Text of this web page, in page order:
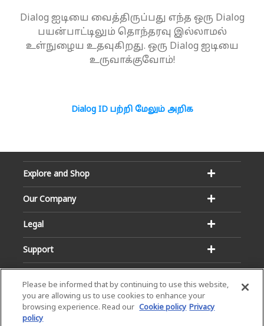
Dialog ஐடியை வைத்திருப்பது எந்த ஒரு Dialog
பயன்பாட்டிலும் தொந்தரவு இல்லாமல்
உள்நுழைய உதவுகிறது. ஒரு Dialog ஐடியை
உருவாக்குவோம்!
Dialog ID பற்றி மேலும் அறிக
Explore and Shop
Our Company
Legal
Support
Please be informed that by continuing to use this website,
you are allowing us to use cookies to enhance your
browsing experience. Read our Cookie policy Privacy
policy